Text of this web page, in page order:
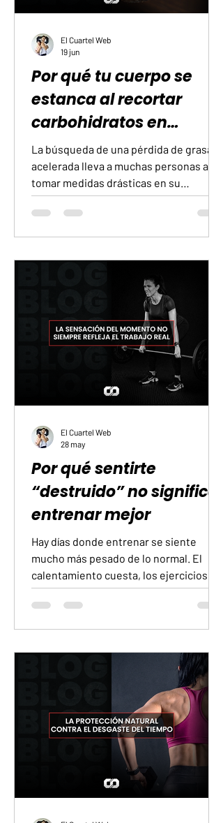
Por qué tu cuerpo se
estanca al recortar
carbohidratos en
exceso
La búsqueda de una pérdida de grasa
acelerada lleva a muchas personas a
tomar medidas drásticas en su
alimentación. Una de las decisiones
más comunes es retirar por completo o
El Cuartel Web
19 jun
Por qué sentirte
“destruido” no significa
entrenar mejor
Hay días donde entrenar se siente
mucho más pesado de lo normal. El
calentamiento cuesta, los ejercicios
cansan rápido y cualquier serie parece
eterna. También existen días donde
personas midan la calidad de un
entrenamiento por cómo se sintieron
durante la sesión. Si terminaron
agotadas, creen que trabajaron bien. Si
acabaron con algo de energía, sienten
que faltó intensidad. El problema es
El Cuartel Web
28 may